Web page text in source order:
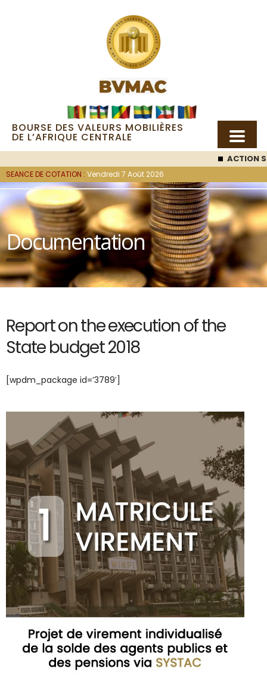
BOURSE DES VALEURS MOBILIÈRES
DE L’AFRIQUE CENTRALE
ACTION
SEANCE DE COTATION : Vendredi 7 Août 2026
Documentation
Report on the execution of the
State budget 2018
[wpdm_package id=’3789′]